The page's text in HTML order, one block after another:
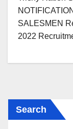
SALESMEN
2022
Search